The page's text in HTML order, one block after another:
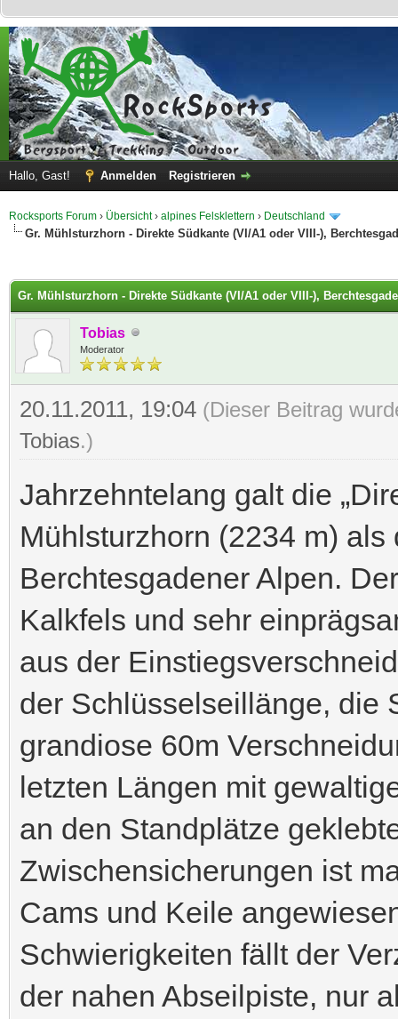
Hallo, Gast! Anmelden Registrieren
Rocksports Forum › Übersicht› alpines Felsklettern › Deutschland
Gr. Mühlsturzhorn - Direkte Südkante (VI/A1 oder VIII-),
Gr. Mühlsturzhorn - Direkte Südkante (VI/A1 oder VIII-),
Tobias
Moderator
20.11.2011, 19:04 (Dieser Beitrag
Tobias.)
Jahrzehntelang galt die
Mühlsturzhorn (2234 m)
Berchtesgadener Alpen.
Kalkfels und sehr
aus der
der Schlüsselseillänge, die
grandiose 60m
letzten Längen mit
an den Standplätze
Zwischensicherungen ist
Cams und Keile
Schwierigkeiten fällt der
der nahen Abseilpiste, nur